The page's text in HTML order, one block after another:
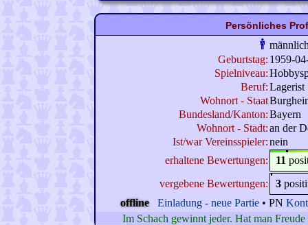
Persönliches
Geburtstag: 1959-
Spielniveau:
Beruf:Lagerist
Wohnort - Staat
Bundesland/Kanton:Bayern
Wohnort - Stadt:an der
Ist/war Vereinsspieler:nein
erhaltene Bewertungen:
11
vergebene Bewertungen:
3
offline
Einladung - neue Partie • PN
Im Schach gewinnt jeder. Hat man